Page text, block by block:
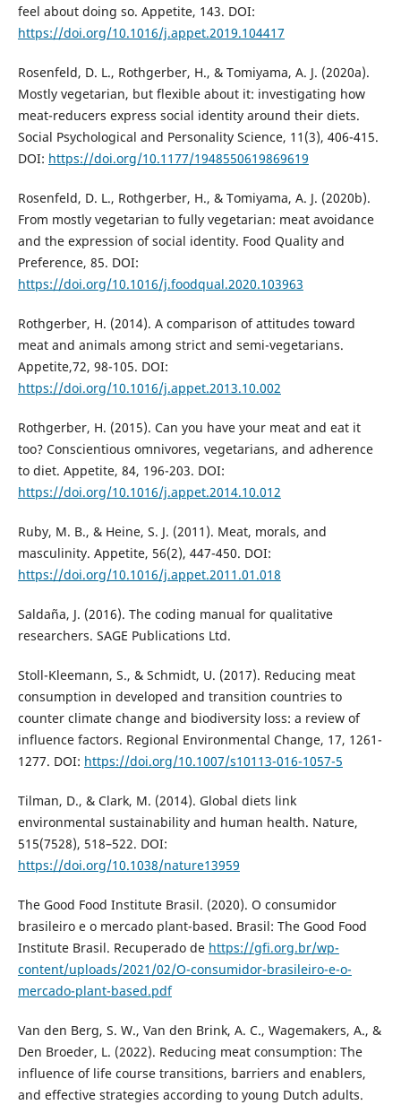
feel about doing so. Appetite, 143. DOI:
https://doi.org/10.1016/j.appet.2019.104417
Rosenfeld, D. L., Rothgerber, H., & Tomiyama, A. J. (2020a).
Mostly vegetarian, but flexible about it: investigating how
meat-reducers express social identity around their diets.
Social Psychological and Personality Science, 11(3), 406-415.
DOI: https://doi.org/10.1177/1948550619869619
Rosenfeld, D. L., Rothgerber, H., & Tomiyama, A. J. (2020b).
From mostly vegetarian to fully vegetarian: meat avoidance
and the expression of social identity. Food Quality and
Preference, 85. DOI:
https://doi.org/10.1016/j.foodqual.2020.103963
Rothgerber, H. (2014). A comparison of attitudes toward
meat and animals among strict and semi-vegetarians.
Appetite,72, 98-105. DOI:
https://doi.org/10.1016/j.appet.2013.10.002
Rothgerber, H. (2015). Can you have your meat and eat it
too? Conscientious omnivores, vegetarians, and adherence
to diet. Appetite, 84, 196-203. DOI:
https://doi.org/10.1016/j.appet.2014.10.012
Ruby, M. B., & Heine, S. J. (2011). Meat, morals, and
masculinity. Appetite, 56(2), 447-450. DOI:
https://doi.org/10.1016/j.appet.2011.01.018
Saldaña, J. (2016). The coding manual for qualitative
researchers. SAGE Publications Ltd.
Stoll-Kleemann, S., & Schmidt, U. (2017). Reducing meat
consumption in developed and transition countries to
counter climate change and biodiversity loss: a review of
influence factors. Regional Environmental Change, 17, 1261-
1277. DOI: https://doi.org/10.1007/s10113-016-1057-5
Tilman, D., & Clark, M. (2014). Global diets link
environmental sustainability and human health. Nature,
515(7528), 518–522. DOI:
https://doi.org/10.1038/nature13959
The Good Food Institute Brasil. (2020). O consumidor
brasileiro e o mercado plant-based. Brasil: The Good Food
Institute Brasil. Recuperado de https://gfi.org.br/wp-
content/uploads/2021/02/O-consumidor-brasileiro-e-o-
mercado-plant-based.pdf
Van den Berg, S. W., Van den Brink, A. C., Wagemakers, A., &
Den Broeder, L. (2022). Reducing meat consumption: The
influence of life course transitions, barriers and enablers,
and effective strategies according to young Dutch adults.